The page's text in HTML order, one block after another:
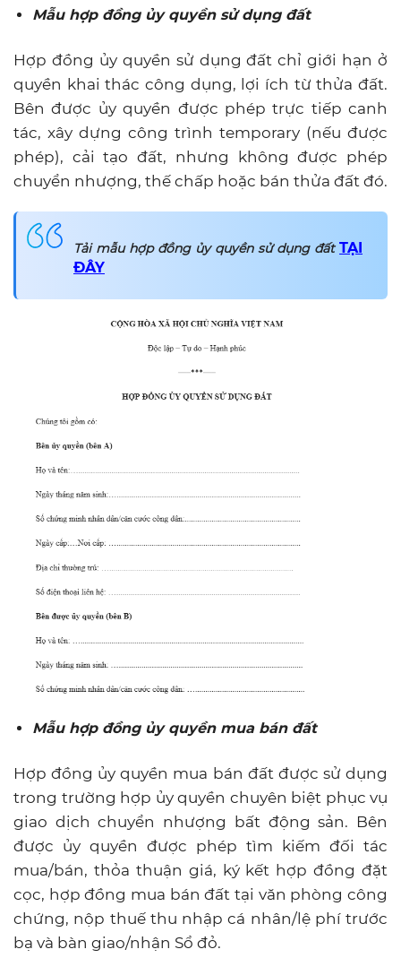
Mẫu hợp đồng ủy quyền sử dụng đất
Hợp đồng ủy quyền sử dụng đất chỉ giới hạn ở
quyền khai thác công dụng, lợi ích từ thửa đất.
Bên được ủy quyền được phép trực tiếp canh
tác, xây dựng công trình temporary (nếu được
phép), cải tạo đất, nhưng không được phép
chuyển nhượng, thế chấp hoặc bán thửa đất đó.
Tải mẫu hợp đồng ủy quyền sử dụng đấtTẠI
ĐÂY
Mẫu hợp đồng ủy quyền mua bán đất
Hợp đồng ủy quyền mua bán đất được sử dụng
trong trường hợp ủy quyền chuyên biệt phục vụ
giao dịch chuyển nhượng bất động sản. Bên
được ủy quyền được phép tìm kiếm đối tác
mua/bán, thỏa thuận giá, ký kết hợp đồng đặt
cọc, hợp đồng mua bán đất tại văn phòng công
chứng, nộp thuế thu nhập cá nhân/lệ phí trước
bạ và bàn giao/nhận Sổ đỏ.